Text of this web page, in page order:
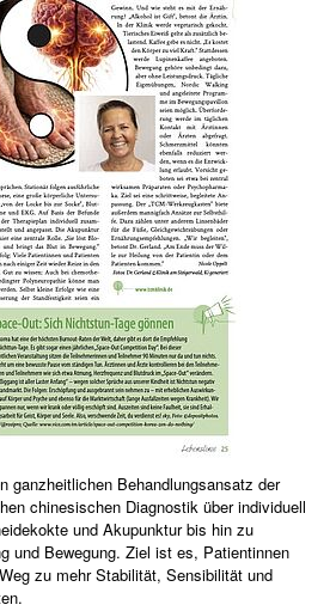
ganzheitlichen Behandlungsansatz der
chinesischen Diagnostik über individuell
und Akupunktur bis hin zu
und Bewegung. Ziel ist es, Patientinnen
zu mehr Stabilität, Sensibilität und